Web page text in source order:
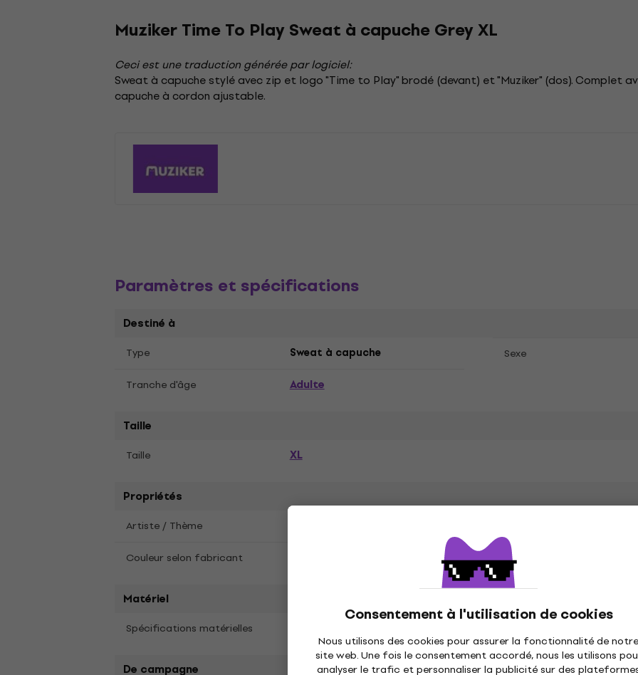
Consentement à l'utilisation de cookies
Nous utilisons des cookies pour assurer la fonctionnalité de notre
site web. Une fois le consentement accordé, nous les utilisons
analyser le trafic et personnaliser la publicité sur des
Muziker Time To Play Sweat à capuche Grey XL
Ceci est une traduction générée par logiciel:
Sweat à capuche stylé avec zip et logo "Time to Play" brodé (devant) et "Muziker" (dos). Complet
capuche à cordon ajustable.
Paramètres et spécifications
Destiné à
Type Sweat à capuche
Sexe
Tranche d'âge
Adulte
Taille
Taille XL
Propriétés
Artiste / Thème
Couleur selon fabricant
Matériel
Spécifications matérielles
De campagne